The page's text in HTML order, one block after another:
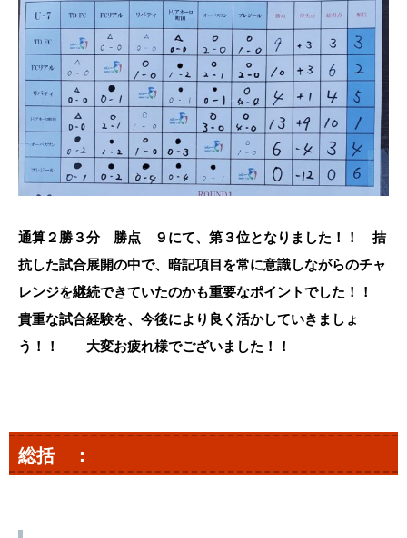
通算２勝３分 勝点 ９にて、第３位となりました！！ 拮
抗した試合展開の中で、暗記項目を常に意識しながらのチャ
レンジを継続できていたのかも重要なポイントでした！！
貴重な試合経験を、今後により良く活かしていきましょ
う！！ 大変お疲れ様でございました！！
総括 ：